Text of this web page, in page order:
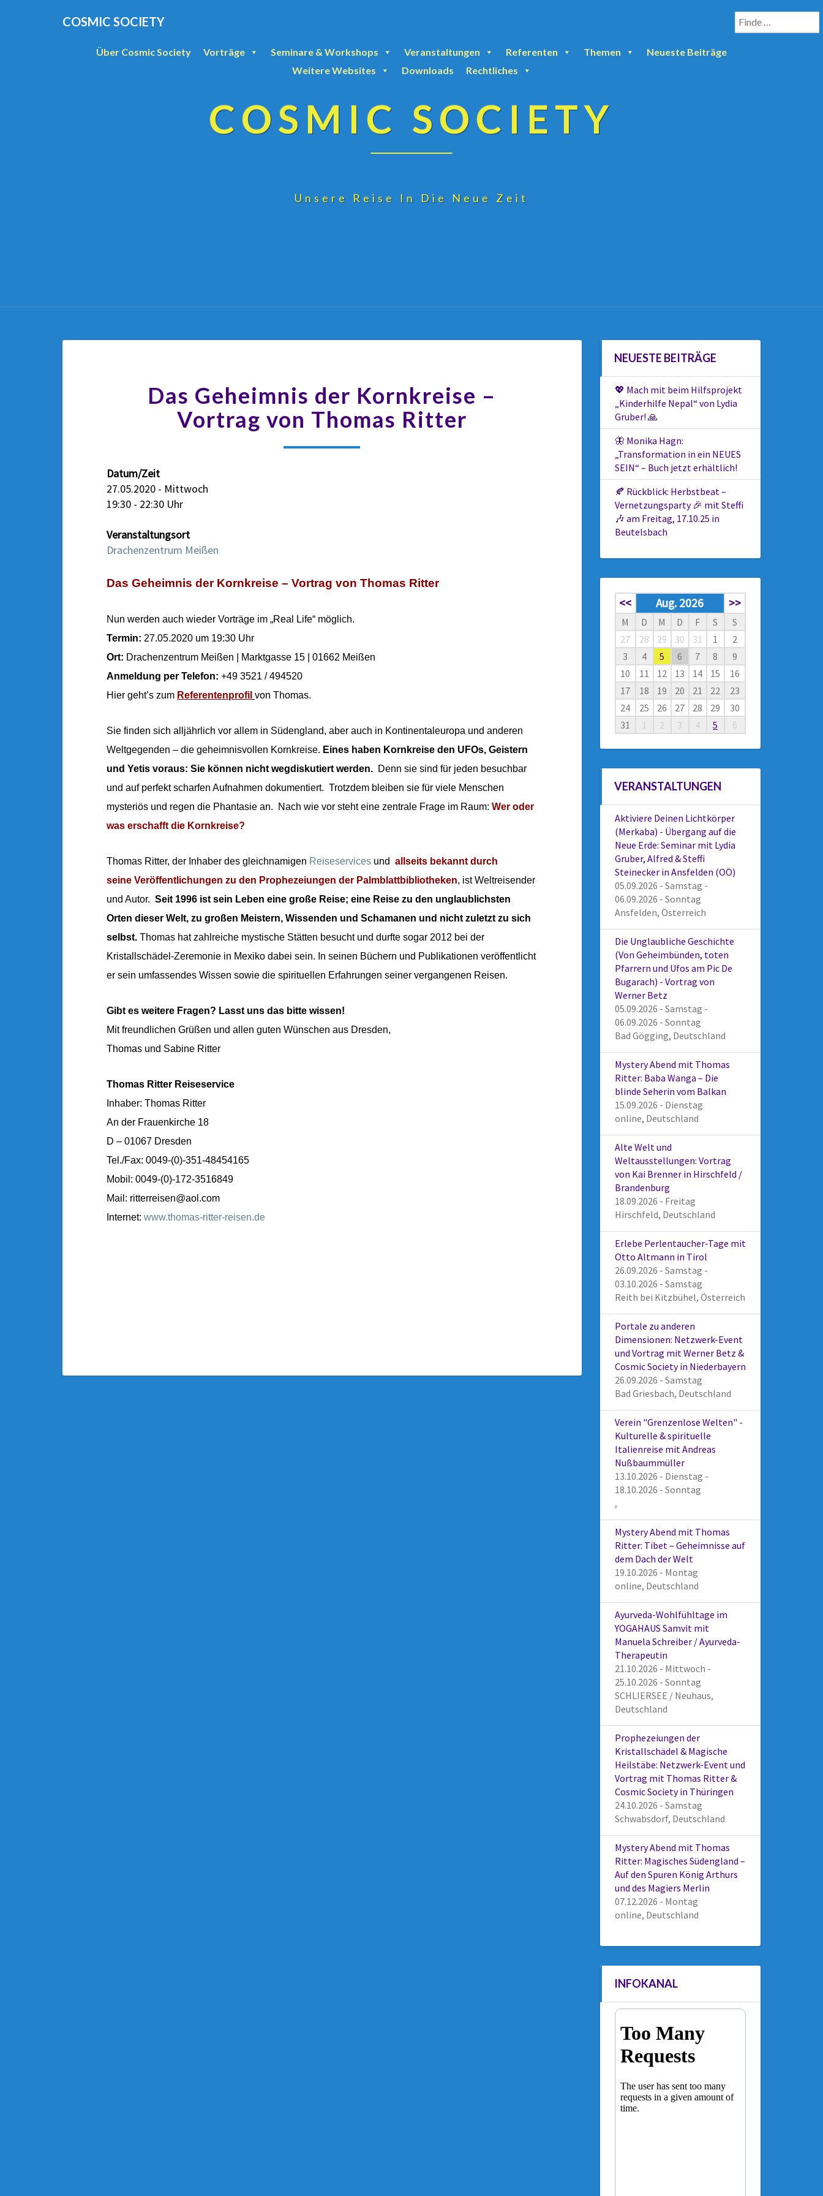
COSMIC SOCIETY
Über Cosmic Society Vorträge Seminare & Workshops Veranstaltungen Referenten Themen
Neueste Beiträge
Weitere Websites
Downloads Rechtliches
COSMIC SOCIETY
Unsere Reise In Die Neue Zeit
Das Geheimnis der Kornkreise –
Vortrag von Thomas Ritter
Datum/Zeit
27.05.2020 - Mittwoch
19:30 - 22:30 Uhr
Veranstaltungsort
Drachenzentrum Meißen
Das Geheimnis der Kornkreise – Vortrag von Thomas Ritter
Nun werden auch wieder Vorträge im „Real Life“ möglich.
Termin: 27.05.2020 um 19:30 Uhr
Ort: Drachenzentrum Meißen |
Marktgasse 15 | 01662 Meißen
Anmeldung per Telefon: +49 3521 / 494520
Hier geht’s zum Referentenprofil von Thomas.
Sie finden sich alljährlich vor allem in Südengland, aber auch in Kontinentaleuropa und anderen
Weltgegenden – die geheimnisvollen Kornkreise. Eines haben Kornkreise den UFOs, Geistern
und Yetis voraus: Sie können nicht wegdiskutiert werden. Denn sie sind für jeden besuchbar
und auf perfekt scharfen Aufnahmen dokumentiert. Trotzdem bleiben sie für viele Menschen
mysteriös und regen die Phantasie an. Nach wie vor steht eine zentrale Frage im Raum: Wer oder
was erschafft die Kornkreise?
Thomas Ritter, der Inhaber des gleichnamigen Reiseservices und allseits bekannt durch
seine Veröffentlichungen zu den Prophezeiungen der Palmblattbibliotheken, ist Weltreisender
und Autor. Seit 1996 ist sein Leben eine große Reise; eine Reise zu den unglaublichsten
Orten dieser Welt, zu großen Meistern, Wissenden und Schamanen und nicht zuletzt zu sich
selbst. Thomas hat zahlreiche mystische Stätten besucht und durfte sogar 2012 bei der
Kristallschädel-Zeremonie in Mexiko dabei sein. In seinen Büchern und Publikationen veröffentlicht
er sein umfassendes Wissen sowie die spirituellen Erfahrungen seiner vergangenen Reisen.
Gibt es weitere Fragen? Lasst uns das bitte wissen!
Mit freundlichen Grüßen und allen guten Wünschen aus Dresden,
Thomas und Sabine Ritter
Thomas Ritter Reiseservice
Inhaber: Thomas Ritter
An der Frauenkirche 18
D – 01067 Dresden
Tel./Fax: 0049-(0)-351-48454165
Mobil: 0049-(0)-172-3516849
Mail: ritterreisen@aol.com
Internet: www.thomas-ritter-reisen.de
NEUESTE BEITRÄGE
💖 Mach mit beim Hilfsprojekt
„Kinderhilfe Nepal“ von Lydia
Gruber! 🙏
🦋 Monika Hagn:
„Transformation in ein NEUES
SEIN“ – Buch jetzt erhältlich!
🍂 Rückblick: Herbstbeat –
Vernetzungsparty 🎉 mit Steffi
🎶 am Freitag, 17.10.25 in
Beutelsbach
<< Aug. 2026 >>
M D M D F S
S
27
28 29 30 31 1
2
3
4 5 6 7 8
9
10
11 12 13 14 15
16
17
18 19 20 21 22
23
24
25 26 27 28 29
30
31
1 2 3 4 5 6
VERANSTALTUNGEN
Aktiviere Deinen Lichtkörper
(Merkaba) - Übergang auf die
Neue Erde: Seminar mit Lydia
Gruber, Alfred & Steffi
Steinecker in Ansfelden (OÖ)
05.09.2026 - Samstag -
06.09.2026 - Sonntag
Ansfelden, Österreich
Die Unglaubliche Geschichte
(Von Geheimbünden, toten
Pfarrern und Ufos am Pic De
Bugarach) - Vortrag von
Werner Betz
05.09.2026 - Samstag -
06.09.2026 - Sonntag
Bad Gögging, Deutschland
Mystery Abend mit Thomas
Ritter: Baba Wanga – Die
blinde Seherin vom Balkan
15.09.2026 - Dienstag
online, Deutschland
Alte Welt und
Weltausstellungen: Vortrag
von Kai Brenner in Hirschfeld /
Brandenburg
18.09.2026 - Freitag
Hirschfeld, Deutschland
Erlebe Perlentaucher-Tage mit
Otto Altmann in Tirol
26.09.2026 - Samstag -
03.10.2026 - Samstag
Reith bei Kitzbühel, Österreich
Portale zu anderen
Dimensionen: Netzwerk-Event
und Vortrag mit Werner Betz &
Cosmic Society in Niederbayern
26.09.2026 - Samstag
Bad Griesbach, Deutschland
Verein "Grenzenlose Welten" -
Kulturelle & spirituelle
Italienreise mit Andreas
Nußbaummüller
13.10.2026 - Dienstag -
18.10.2026 - Sonntag
,
Mystery Abend mit Thomas
Ritter: Tibet – Geheimnisse auf
dem Dach der Welt
19.10.2026 - Montag
online, Deutschland
Ayurveda-Wohlfühltage im
YOGAHAUS Samvit mit
Manuela Schreiber / Ayurveda-
Therapeutin
21.10.2026 - Mittwoch -
25.10.2026 - Sonntag
SCHLIERSEE / Neuhaus,
Deutschland
Prophezeiungen der
Kristallschädel & Magische
Heilstäbe: Netzwerk-Event und
Vortrag mit Thomas Ritter &
Cosmic Society in Thüringen
24.10.2026 - Samstag
Schwabsdorf, Deutschland
Mystery Abend mit Thomas
Ritter: Magisches Südengland –
Auf den Spuren König Arthurs
und des Magiers Merlin
07.12.2026 - Montag
online, Deutschland
INFOKANAL